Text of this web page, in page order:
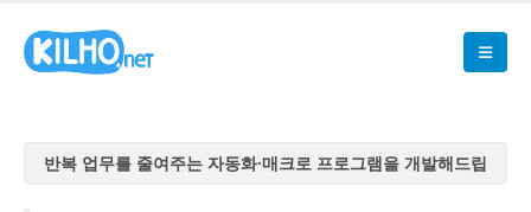
반복 업무를 줄여주는 자동화·매크로 프로그램을 개발해드립